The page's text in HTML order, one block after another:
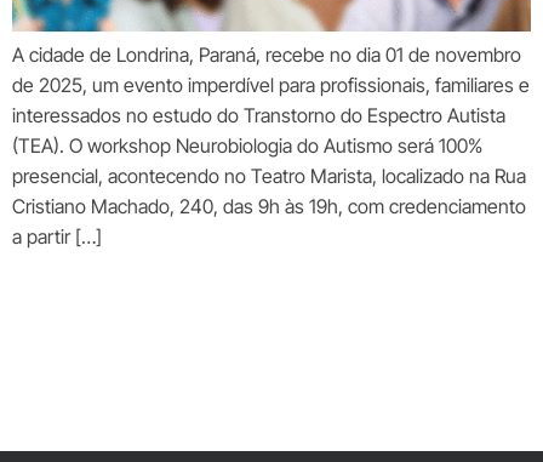
A cidade de Londrina, Paraná, recebe no dia 01 de novembro
de 2025, um evento imperdível para profissionais, familiares e
interessados no estudo do Transtorno do Espectro Autista
(TEA). O workshop Neurobiologia do Autismo será 100%
presencial, acontecendo no Teatro Marista, localizado na Rua
Cristiano Machado, 240, das 9h às 19h, com credenciamento
a partir […]